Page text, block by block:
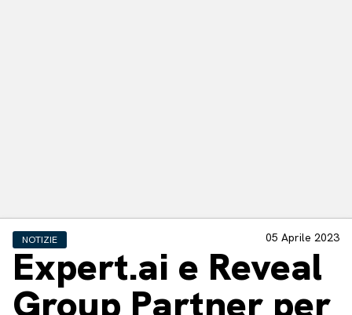
NOTIZIE 05 Aprile 2023
Expert.ai e Reveal
Group Partner per